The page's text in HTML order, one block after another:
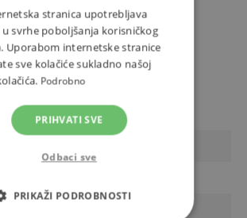
Igre i igračke za djecu od 6
Djeco
Djeco
stranica upotrebljava
u svrhe poboljšanja korisničkog
Uporabom internetske stranice
sve kolačiće sukladno našoj
Podrobno
PRIHVATI SVE
Odbaci sve
PRIKAŽI PODROBNOSTI